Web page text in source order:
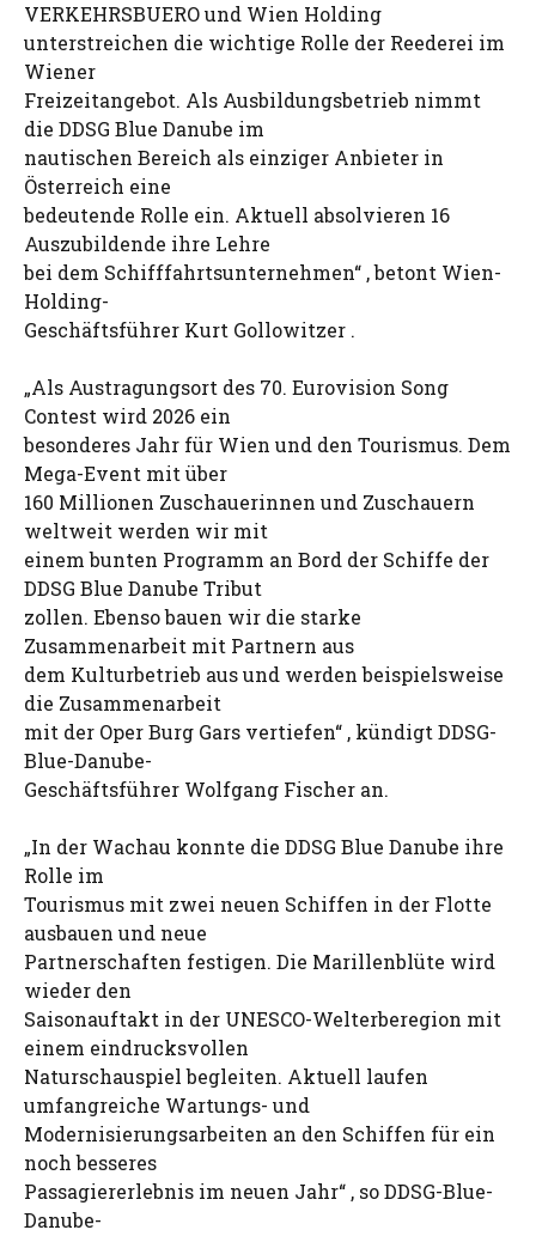
VERKEHRSBUERO und Wien Holding
unterstreichen die wichtige Rolle der Reederei im
Wiener
Freizeitangebot. Als Ausbildungsbetrieb nimmt
die DDSG Blue Danube im
nautischen Bereich als einziger Anbieter in
Österreich eine
bedeutende Rolle ein. Aktuell absolvieren 16
Auszubildende ihre Lehre
bei dem Schifffahrtsunternehmen“ , betont Wien-
Holding-
Geschäftsführer Kurt Gollowitzer .
„Als Austragungsort des 70. Eurovision Song
Contest wird 2026 ein
besonderes Jahr für Wien und den Tourismus. Dem
Mega-Event mit über
160 Millionen Zuschauerinnen und Zuschauern
weltweit werden wir mit
einem bunten Programm an Bord der Schiffe der
DDSG Blue Danube Tribut
zollen. Ebenso bauen wir die starke
Zusammenarbeit mit Partnern aus
dem Kulturbetrieb aus und werden beispielsweise
die Zusammenarbeit
mit der Oper Burg Gars vertiefen“ , kündigt DDSG-
Blue-Danube-
Geschäftsführer Wolfgang Fischer an.
„In der Wachau konnte die DDSG Blue Danube ihre
Rolle im
Tourismus mit zwei neuen Schiffen in der Flotte
ausbauen und neue
Partnerschaften festigen. Die Marillenblüte wird
wieder den
Saisonauftakt in der UNESCO-Welterberegion mit
einem eindrucksvollen
Naturschauspiel begleiten. Aktuell laufen
umfangreiche Wartungs- und
Modernisierungsarbeiten an den Schiffen für ein
noch besseres
Passagiererlebnis im neuen Jahr“ , so DDSG-Blue-
Danube-